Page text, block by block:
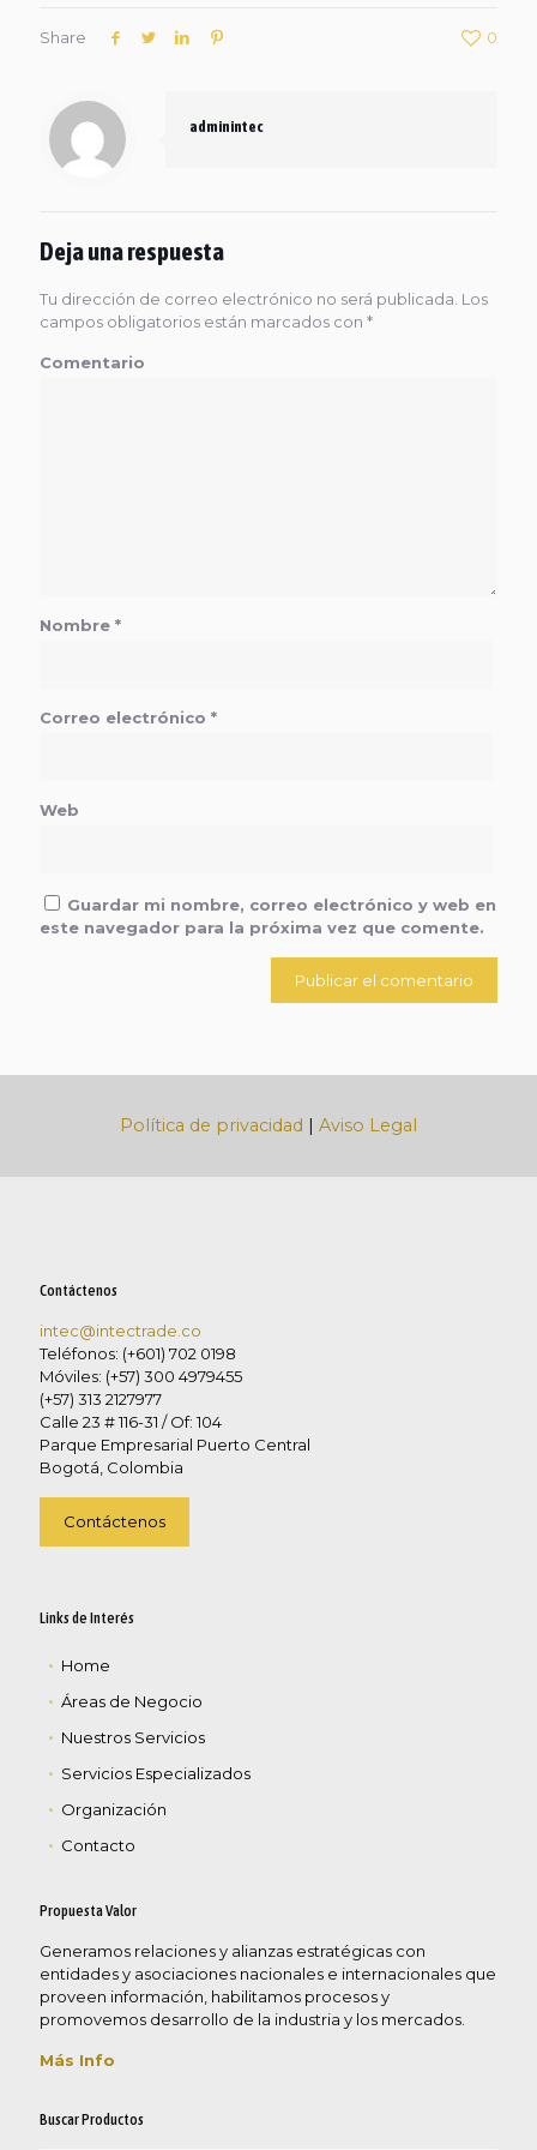
Share 0
adminintec
Deja una respuesta
Tu dirección de correo electrónico no será publicada. Los
campos obligatorios están marcados con *
Comentario
Nombre *
Correo electrónico *
Web
Guardar mi nombre, correo electrónico y web en
este navegador para la próxima vez que comente.
Política de privacidad | Aviso Legal
Contáctenos
intec@intectrade.co
Teléfonos: (+601) 702 0198
Móviles: (+57) 300 4979455
(+57) 313 2127977
Calle 23 # 116-31 / Of: 104
Parque Empresarial Puerto Central
Bogotá, Colombia
Contáctenos
Links de Interés
Home
Áreas de Negocio
Nuestros Servicios
Servicios Especializados
Organización
Contacto
Propuesta Valor
Generamos relaciones y alianzas estratégicas con
entidades y asociaciones nacionales e internacionales que
proveen información, habilitamos procesos y
promovemos desarrollo de la industria y los mercados.
Más Info
Buscar Productos